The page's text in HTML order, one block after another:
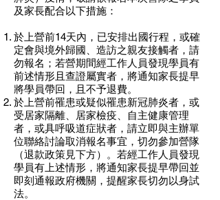
及家長配合以下措施：
於上營前14天內，已安排出國行程，或確
定會與境外歸國、造訪之親友接觸者，請
勿報名；若營期間經工作人員發現學員有
前述情形且查證屬實者，將通知家長提早
將學員帶回，且不予退費。
於上營前罹患或疑似罹患新冠肺炎者，或
受居家隔離、居家檢疫、自主健康管理
者，或具呼吸道症狀者，請立即與主辦單
位聯絡討論取消報名事宜，切勿參加營隊
（退款政策見下方）。若經工作人員發現
學員有上述情形，將通知家長提早帶回並
即刻通報政府機關，提醒家長切勿以身試
法。